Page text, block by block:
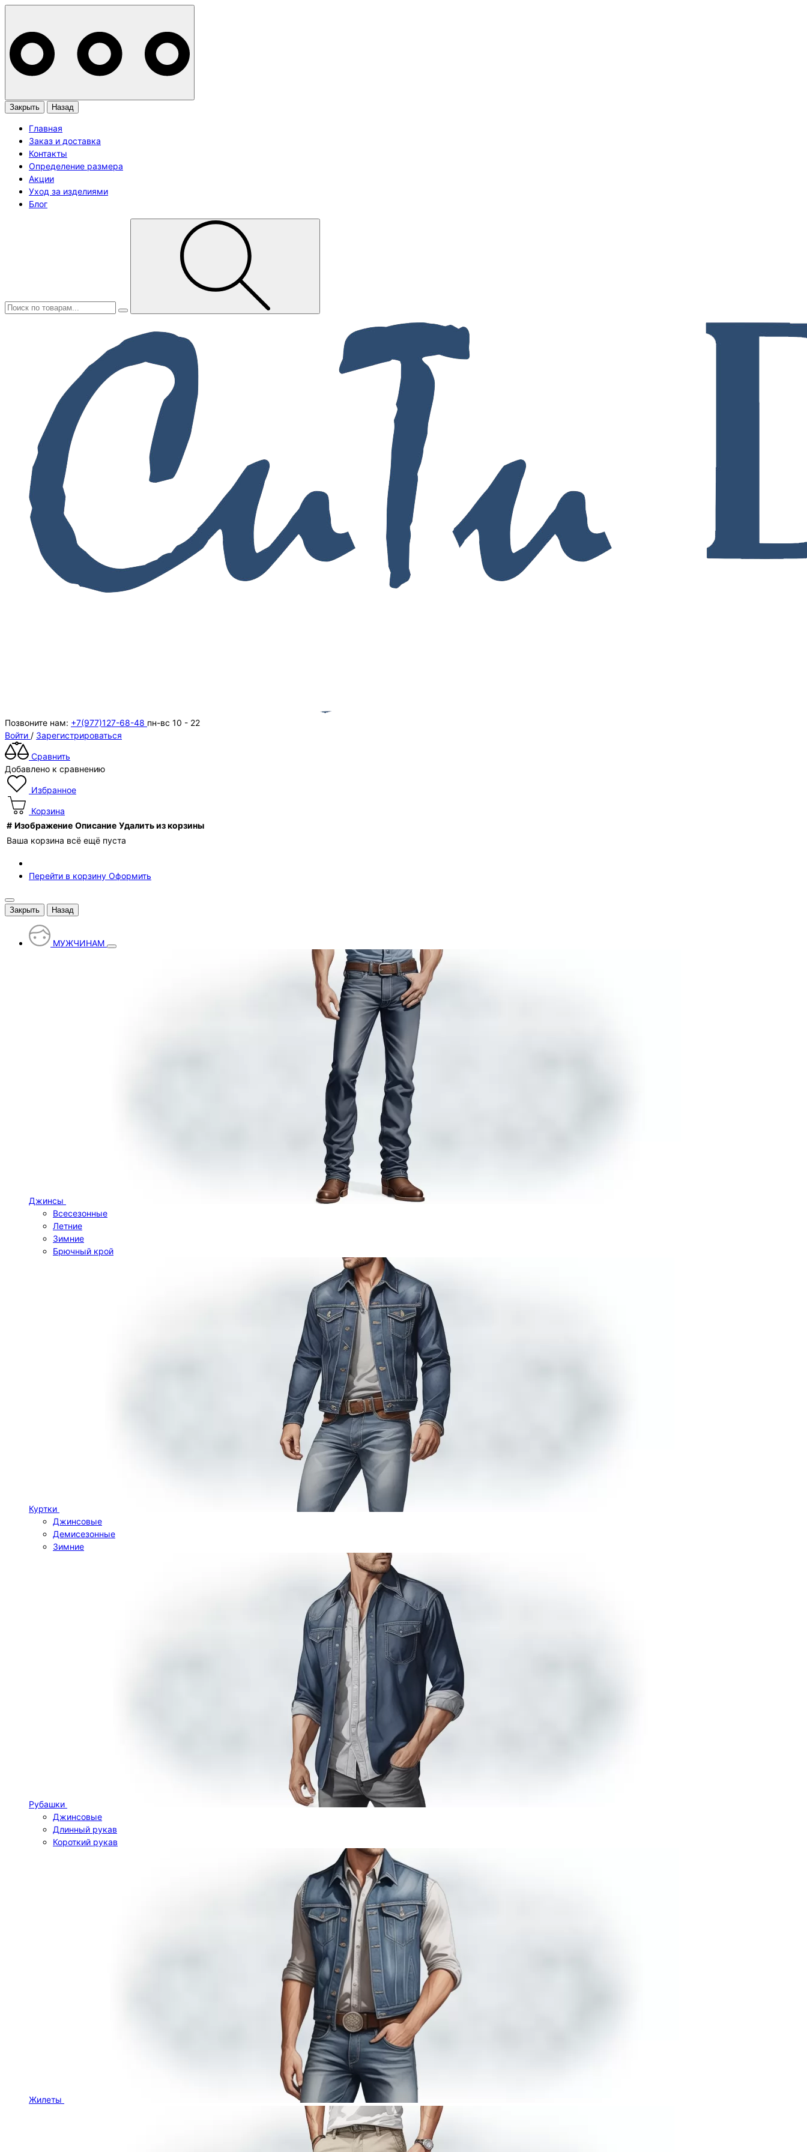
Закрыть Назад
Главная
Заказ и доставка
Контакты
Определение размера
Акции
Уход за изделиями
Блог
Позвоните нам: +7(977)127-68-48 пн-вс 10 - 22
Войти / Зарегистрироваться
Сравнить
Добавлено к сравнению
Избранное
Корзина
# Изображение Описание Удалить из корзины
Ваша корзина всё ещё пуста
Перейти в корзину Оформить
Закрыть Назад
МУЖЧИНАМ
Джинсы
Всесезонные
Летние
Зимние
Брючный крой
Куртки
Джинсовые
Демисезонные
Зимние
Рубашки
Джинсовые
Длинный рукав
Короткий рукав
Жилеты